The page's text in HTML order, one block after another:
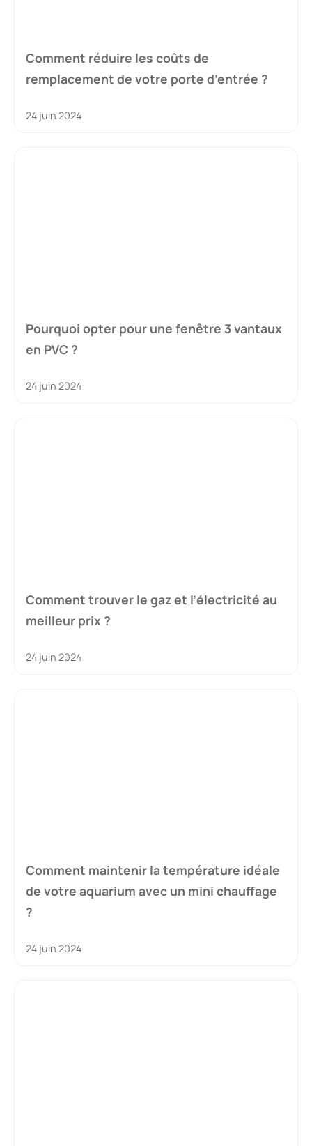
Comment réduire les coûts de
remplacement de votre porte d’entrée ?
24 juin 2024
Pourquoi opter pour une fenêtre 3 vantaux
en PVC ?
24 juin 2024
Comment trouver le gaz et l’électricité au
meilleur prix ?
24 juin 2024
Comment maintenir la température idéale
de votre aquarium avec un mini chauffage
?
24 juin 2024